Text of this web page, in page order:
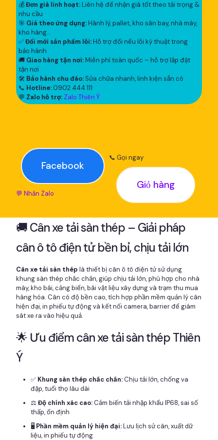
💰Đơn giá linh hoạt:Liên hệ để nhận giá tốt theo tải trọng &
nhu cầu
🎯 Giá theo ứng dụng:Hành lý, pallet, kho sân bay, nhà máy,
kho hàng...
✅Đổi mới sản phẩm lỗi:Hỗ trợ đổi nếu lỗi kỹ thuật trong
bảo hành
🚚 Giao hàng tận nơi:Miễn phí toàn quốc – hỗ trợ lắp đặt
tận nơi
🛠 Bảo hành chu đáo: Sửa chữa nhanh, linh kiện sẵn có
📞 Hotline: 0902 444 111
💬 Zalo hỗ trợ: Zalo Thiên Ý
Facebook
💬 Nhắn Zalo
📞 Gọi ngay
Giỏ hàng
🚚 Cân xe tải sàn thép – Giải pháp
cân ô tô điện tử bền bỉ, chịu tải lớn
Cân xe tải sàn thép là thiết bị cân ô tô điện tử sử dụng
khung sàn thép chắc chắn, giúp chịu tải lớn, phù hợp cho nhà
máy, kho bãi, cảng biển, bãi vật liệu xây dựng và trạm thu mua
hàng hóa. Cân có độ bền cao, tích hợp phần mềm quản lý cân
hiện đại, in phiếu tự động và kết nối camera, barrier để giám
sát xe ra vào hiệu quả.
🌟 Ưu điểm cân xe tải sàn thép Thiên
Ý
✅ Khung sàn thép chắc chắn:Chịu tải lớn, chống va
đập, tuổi thọ lâu dài
⚖️ Độ chính xác cao:Cảm biến tải nhập khẩu IP68, sai số
thấp, ổn định
🖥️ Phần mềm quản lý hiện đại:Lưu lịch sử cân, xuất dữ
liệu, in phiếu tự động